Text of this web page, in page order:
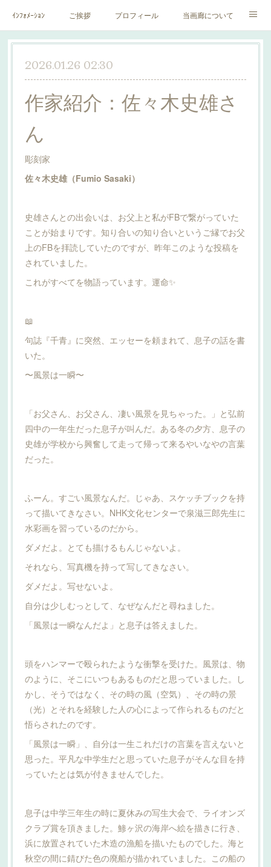
ｲﾝﾌｫﾒｰｼｮﾝ ご挨拶 プロフィール 当画廊について
作家一覧 絵里子画報
2026.01.26 02:30
作家紹介：佐々木史雄さ
ん
彫刻家
佐々木史雄（Fumio Sasaki）
史雄さんとの出会いは、お父上と私がFBで繋がっていた
ことが始まりです。知り合いの知り合いというご縁でお父
上のFBを拝読していたのですが、昨年このような投稿を
されていました。
これがすべてを物語っています。運命✨
📖
句誌『千青』に突然、エッセーを頼まれて、息子の話を書
いた。
〜風景は一瞬〜
「お父さん、お父さん、凄い風景を見ちゃった。」と弘前
四中の一年生だった息子が叫んだ。ある冬の夕方、息子の
史雄が学校から興奮して走って帰って来るやいなやの言葉
だった。
ふーん。すごい風景なんだ。じゃあ、スケッチブックを持
って描いてきなさい。NHK文化センターで泉滋三郎先生に
水彩画を習っているのだから。
ダメだよ。とても描けるもんじゃないよ。
それなら、写真機を持って写してきなさい。
ダメだよ。写せないよ。
自分は少しむっとして、なぜなんだと尋ねました。
「風景は一瞬なんだよ」と息子は答えました。
頭をハンマーで殴られたような衝撃を受けた。風景は、物
のように、そこにいつもあるものだと思っていました。し
かし、そうではなく、その時の風（空気）、その時の景
（光）とそれを経験した人の心によって作られるものだと
悟らされたのです。
「風景は一瞬」、自分は一生これだけの言葉を言えないと
思った。平凡な中学生だと思っていた息子がそんな目を持
っていたとは気が付きませんでした。
息子は中学三年生の時に夏休みの写生大会で、ライオンズ
クラブ賞を頂きました。鯵ヶ沢の海岸へ絵を描きに行き、
浜に放置されていた木造の漁船を描いたものでした。海と
秋空の間に錆びた色の廃船が描かれていました。この船の